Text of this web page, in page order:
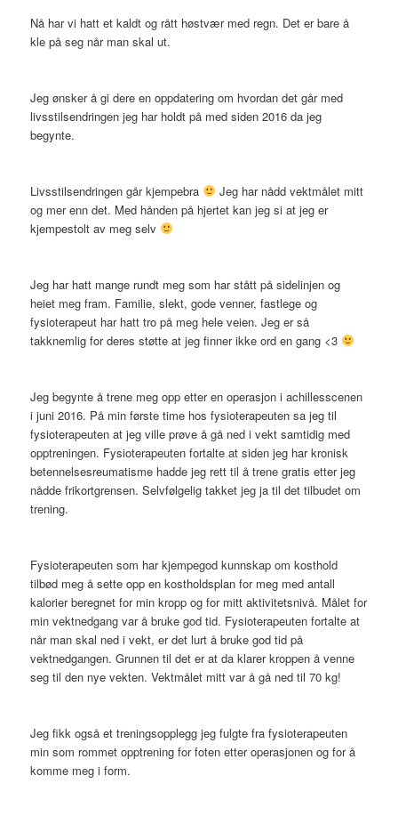
Nå har vi hatt et kaldt og rått høstvær med regn. Det er bare å
kle på seg når man skal ut.
Jeg ønsker å gi dere en oppdatering om hvordan det går med
livsstilsendringen jeg har holdt på med siden 2016 da jeg
begynte.
Livsstilsendringen går kjempebra
Jeg har nådd vektmålet mitt
og mer enn det. Med hånden på hjertet kan jeg si at jeg er
kjempestolt av meg selv
Jeg har hatt mange rundt meg som har stått på sidelinjen og
heiet meg fram. Familie, slekt, gode venner, fastlege og
fysioterapeut har hatt tro på meg hele veien. Jeg er så
takknemlig for deres støtte at jeg finner ikke ord en gang <3
Jeg begynte å trene meg opp etter en operasjon i achillesscenen
i juni 2016. På min første time hos fysioterapeuten sa jeg til
fysioterapeuten at jeg ville prøve å gå ned i vekt samtidig med
opptreningen. Fysioterapeuten fortalte at siden jeg har kronisk
betennelsesreumatisme hadde jeg rett til å trene gratis etter jeg
nådde frikortgrensen. Selvfølgelig takket jeg ja til det tilbudet om
trening.
Fysioterapeuten som har kjempegod kunnskap om kosthold
tilbød meg å sette opp en kostholdsplan for meg med antall
kalorier beregnet for min kropp og for mitt aktivitetsnivå. Målet for
min vektnedgang var å bruke god tid. Fysioterapeuten fortalte at
når man skal ned i vekt, er det lurt å bruke god tid på
vektnedgangen. Grunnen til det er at da klarer kroppen å venne
seg til den nye vekten. Vektmålet mitt var å gå ned til 70 kg!
Jeg fikk også et treningsopplegg jeg fulgte fra fysioterapeuten
min som rommet opptrening for foten etter operasjonen og for å
komme meg i form.